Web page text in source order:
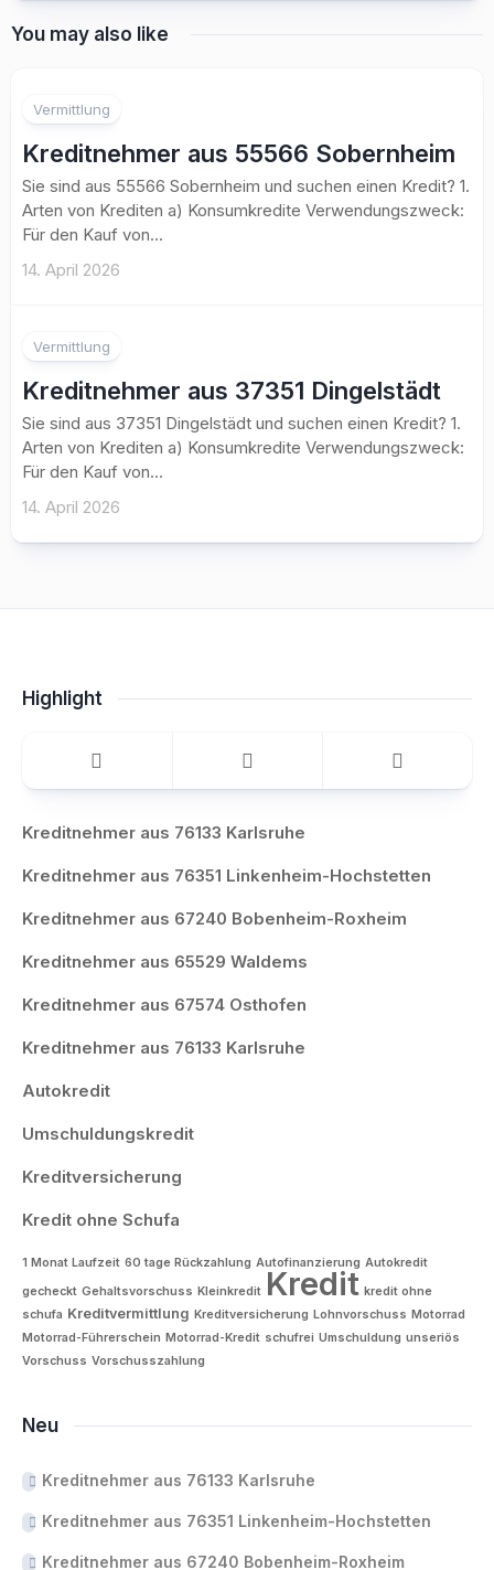
You may also like
Vermittlung
Kreditnehmer aus 55566 Sobernheim
Sie sind aus 55566 Sobernheim und suchen einen Kredit? 1.
Arten von Krediten a) Konsumkredite Verwendungszweck:
Für den Kauf von...
14. April 2026
Vermittlung
Kreditnehmer aus 37351 Dingelstädt
Sie sind aus 37351 Dingelstädt und suchen einen Kredit? 1.
Arten von Krediten a) Konsumkredite Verwendungszweck:
Für den Kauf von...
14. April 2026
Highlight
Kreditnehmer aus 76133 Karlsruhe
Kreditnehmer aus 76351 Linkenheim-Hochstetten
Kreditnehmer aus 67240 Bobenheim-Roxheim
Kreditnehmer aus 65529 Waldems
Kreditnehmer aus 67574 Osthofen
Kreditnehmer aus 76133 Karlsruhe
Autokredit
Umschuldungskredit
Kreditversicherung
Kredit ohne Schufa
1 Monat Laufzeit 60 tage Rückzahlung Autofinanzierung Autokredit
gecheckt Gehaltsvorschuss Kleinkredit Kredit kredit ohne
schufa Kreditvermittlung Kreditversicherung Lohnvorschuss Motorrad
Motorrad-Führerschein Motorrad-Kredit schufrei Umschuldung unseriös
Vorschuss Vorschusszahlung
Neu
Kreditnehmer aus 76133 Karlsruhe
Kreditnehmer aus 76351 Linkenheim-Hochstetten
Kreditnehmer aus 67240 Bobenheim-Roxheim